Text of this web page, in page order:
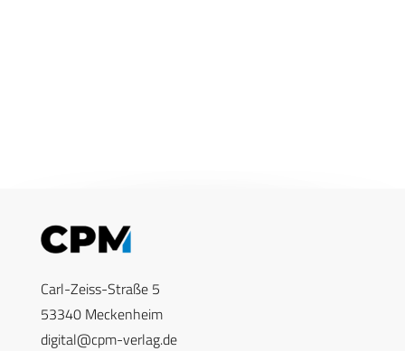
Carl-Zeiss-Straße 5
53340 Meckenheim
digital@cpm-verlag.de